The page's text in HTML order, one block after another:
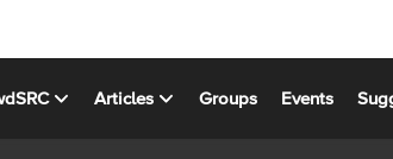
Articles Groups Events